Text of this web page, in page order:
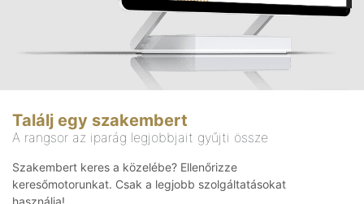
Találj egy szakembert
A rangsor az iparág legjobbjait gyűjti össze
Szakembert keres a közelébe? Ellenőrizze
keresőmotorunkat. Csak a legjobb szolgáltatásokat
használja!